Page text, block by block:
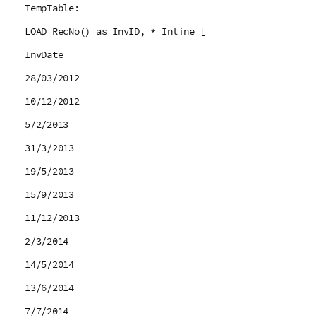
TempTable:
LOAD RecNo() as InvID, * Inline [
InvDate
28/03/2012
10/12/2012
5/2/2013
31/3/2013
19/5/2013
15/9/2013
11/12/2013
2/3/2014
14/5/2014
13/6/2014
7/7/2014